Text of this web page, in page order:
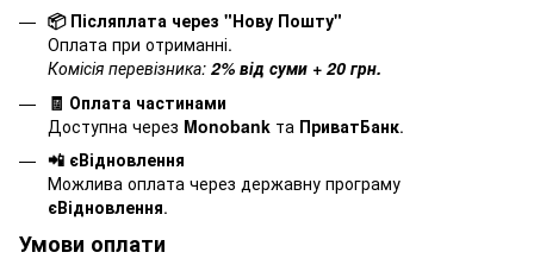
📦 Післяплата через "Нову Пошту"
Оплата при отриманні.
Комісія перевізника: 2% від суми + 20 грн.
🧾 Оплата частинами
Доступна через Monobank та ПриватБанк.
📲 єВідновлення
Можлива оплата через державну програму
єВідновлення.
Умови оплати